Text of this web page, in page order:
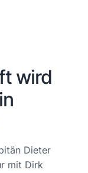
wird
Dieter
mit Dirk